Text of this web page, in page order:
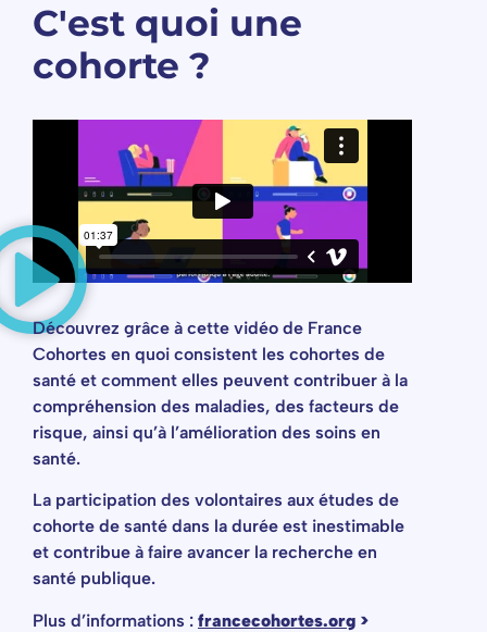
C'est quoi une
cohorte ?
Découvrez grâce à cette vidéo de France
Cohortes en quoi consistent les cohortes de
santé et comment elles peuvent contribuer à la
compréhension des maladies, des facteurs de
risque, ainsi qu’à l’amélioration des soins en
santé.
La participation des volontaires aux études de
cohorte de santé dans la durée est inestimable
et contribue à faire avancer la recherche en
santé publique.
Plus d’informations : francecohortes.org >